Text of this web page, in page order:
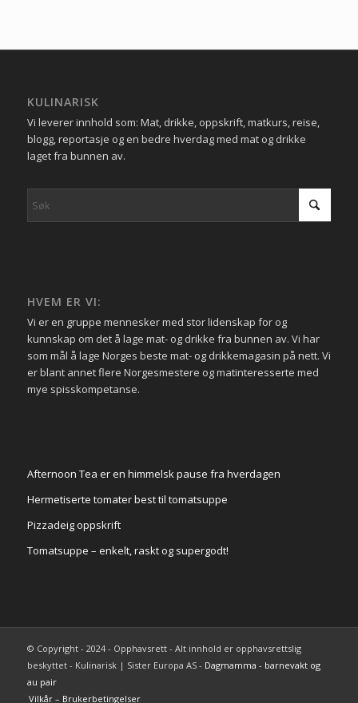
KULINARISK
Vi leverer innhold som: Mat, drikke, oppskrift, matkurs, reise,
blogg, reportasje og en bedre hverdag med mat og drikke
laget fra bunnen av.
HVEM ER VI:
Vi er en gruppe mennesker med stor lidenskap for og
kunnskap om det å lage mat- og drikke fra bunnen av. Vi har
som mål å lage Norges beste mat- og drikkemagasin på nett. Vi
er blant annet flere Norgesmestere og matinteresserte med
mye spisskompetanse.
Afternoon Tea er en himmelsk pause fra hverdagen
Hermetiserte tomater best til tomatsuppe
Pizzadeig oppskrift
Tomatsuppe – enkelt, raskt og supergodt!
© Copyright - 2024 - Opphavsrett - Alt innhold er opphavsrettslig
beskyttet - Kulinarisk | Sister Europa AS - Dagmamma - barnevakt og
au pair
Vilkår – Brukerbetingelser